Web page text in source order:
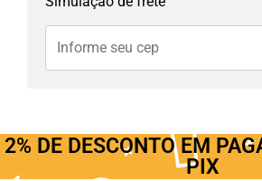
2% DE DESCONTO EM
PIX